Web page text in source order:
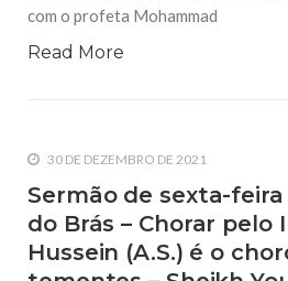
com o profeta Mohammad
Read More
30 DE DEZEMBRO DE 2021
Sermão de sexta-
do Brás – Chorar pelo
Hussein (A.S.) é o